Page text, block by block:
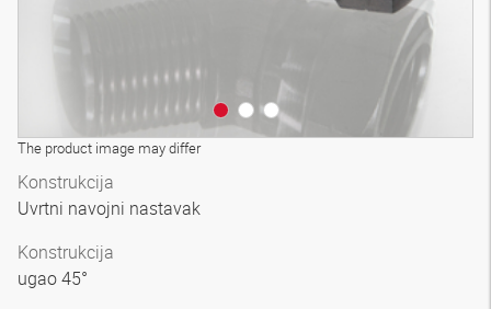
The product image may differ
Konstrukcija
Uvrtni navojni nastavak
Konstrukcija
ugao 45°